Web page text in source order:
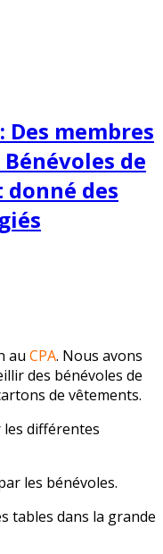
Des membres
de
donné des
au CPA. Nous avons
des bénévoles de
de vêtements.
différentes
les bénévoles.
tables dans la grande